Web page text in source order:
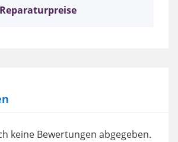
keine Bewertungen abgegeben.